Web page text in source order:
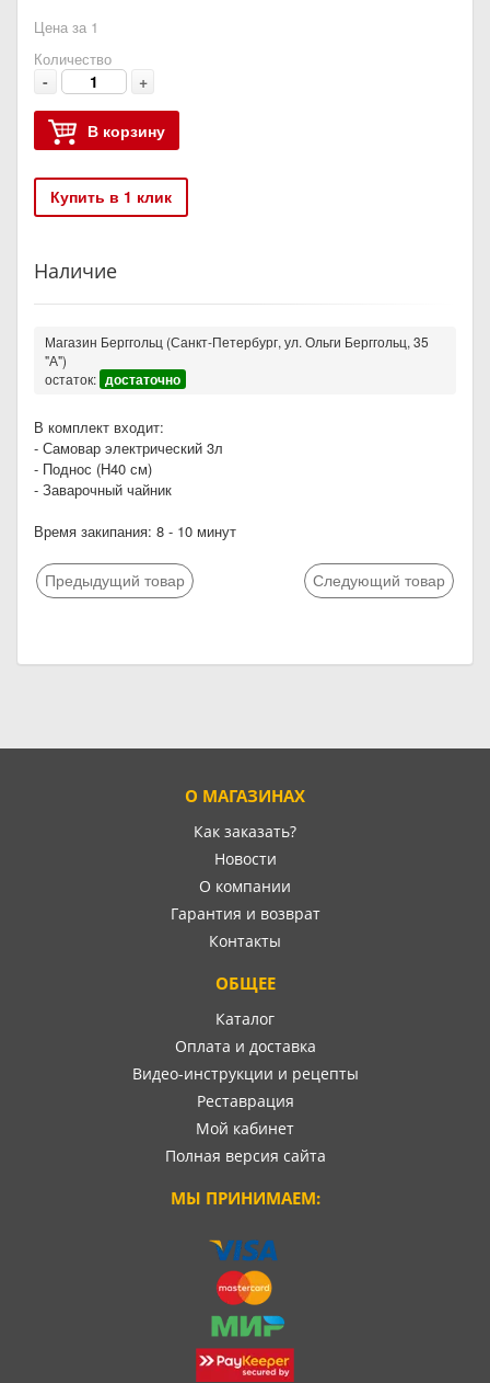
Цена за 1
Количество
- +
В корзину
Купить в 1 клик
Наличие
Магазин Берггольц (Санкт-Петербург, ул. Ольги Берггольц, 35
"А")
остаток: достаточно
В комплект входит:
- Самовар электрический 3л
- Поднос (Н40 см)
- Заварочный чайник
Время закипания: 8 - 10 минут
Предыдущий товар Следующий товар
О МАГАЗИНАХ
Как заказать?
Новости
О компании
Гарантия и возврат
Контакты
ОБЩЕЕ
Каталог
Оплата и доставка
Видео-инструкции и рецепты
Реставрация
Мой кабинет
Полная версия сайта
МЫ ПРИНИМАЕМ: